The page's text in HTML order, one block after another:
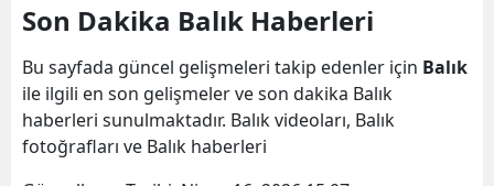
Son Dakika Balık Haberleri
Bu sayfada güncel gelişmeleri takip edenler için Balık
ile ilgili en son gelişmeler ve son dakika Balık
haberleri sunulmaktadır. Balık videoları, Balık
fotoğrafları ve Balık haberleri